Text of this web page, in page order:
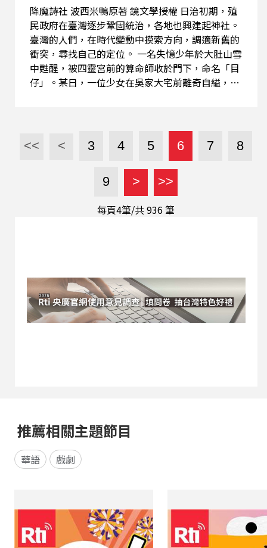
降魔詩社 波西米鴨原著 鏡文學授權 日治初期，殖
民政府在臺灣逐步鞏固統治，各地也興建起神社。
臺灣的人們，在時代變動中摸索方向，調適新舊的
衝突，尋找自己的定位。 一名失憶少年於大肚山雪
中甦醒，被四靈宮前的算命師收於門下，命名「目
仔」。某日，一位少女在吳家大宅前離奇自縊，目
「被篡改的文字」有關？ 而他所遇見的這群「櫟
社」詩人，又有甚麼樣的能力，能否穿透時代的黑
<< < 3 4 5 6 7 8
9 > >>
每頁4筆/共936筆
推薦相關主題節目
華語 戲劇